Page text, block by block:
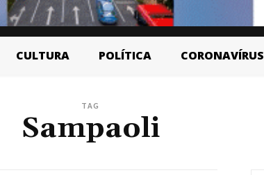
CULTURA POLÍTICA CORONAVÍRUS
TAG
Sampaoli